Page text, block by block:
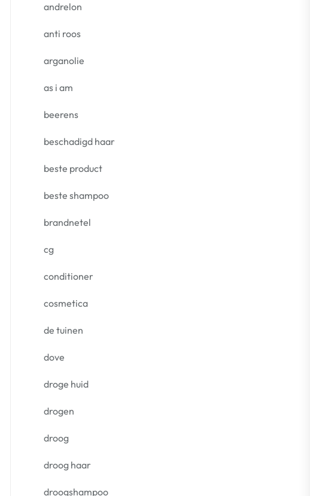
andrelon
anti roos
arganolie
as i am
beerens
beschadigd haar
beste product
beste shampoo
brandnetel
cg
conditioner
cosmetica
de tuinen
dove
droge huid
drogen
droog
droog haar
droogshampoo